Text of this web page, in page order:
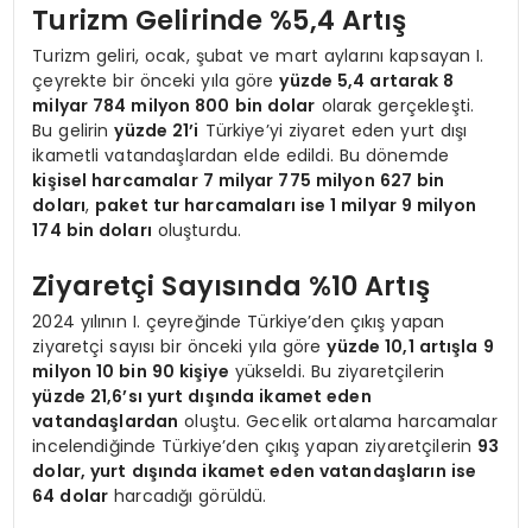
Turizm Gelirinde %5,4 Artış
Turizm geliri, ocak, şubat ve mart aylarını kapsayan I.
çeyrekte bir önceki yıla göreyüzde 5,4 artarak 8
milyar 784 milyon 800 bin dolar olarak gerçekleşti.
Bu gelirinyüzde 21’i Türkiye’yi ziyaret eden yurt dışı
ikametli vatandaşlardan elde edildi. Bu dönemde
kişisel harcamalar 7 milyar 775 milyon 627 bin
doları, paket tur harcamaları ise 1 milyar 9 milyon
174 bin doları oluşturdu.
Ziyaretçi Sayısında %10 Artış
2024 yılının I. çeyreğinde Türkiye’den çıkış yapan
ziyaretçi sayısı bir önceki yıla göreyüzde 10,1 artışla 9
milyon 10 bin 90 kişiye yükseldi. Bu ziyaretçilerin
yüzde 21,6’sı yurt dışında ikamet eden
vatandaşlardan oluştu. Gecelik ortalama harcamalar
incelendiğinde Türkiye’den çıkış yapan ziyaretçilerin 93
dolar, yurt dışında ikamet eden vatandaşların ise
64 dolar harcadığı görüldü.